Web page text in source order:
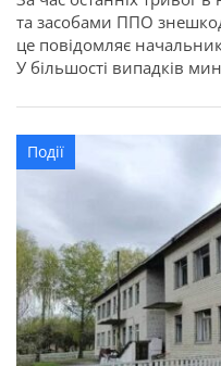
та засобами ППО
це повідомляє
У більшості випадків
уламками та
садочок і школу, а також
електропередач.
Події